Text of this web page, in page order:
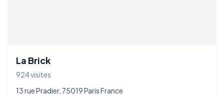
La Brick
924 visites
13 rue Pradier, 75019 Paris France